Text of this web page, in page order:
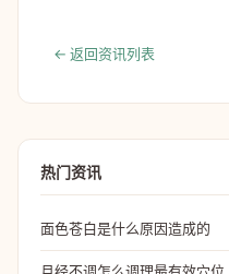
← 返回资讯列表
热门资讯
面色苍白是什么原因造成的